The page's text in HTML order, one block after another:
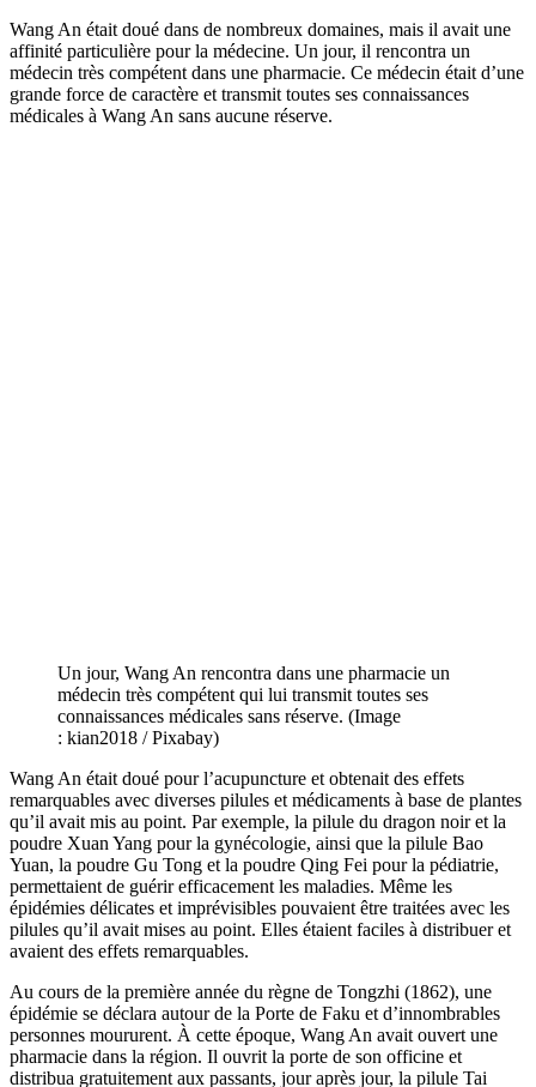
Wang An était doué dans de nombreux domaines, mais il avait une
affinité particulière pour la médecine. Un jour, il rencontra un
médecin très compétent dans une pharmacie. Ce médecin était d’une
grande force de caractère et transmit toutes ses connaissances
médicales à Wang An sans aucune réserve.
Un jour, Wang An rencontra dans une pharmacie un
médecin très compétent qui lui transmit toutes ses
connaissances médicales sans réserve. (Image
: kian2018 / Pixabay)
Wang An était doué pour l’acupuncture et obtenait des effets
remarquables avec diverses pilules et médicaments à base de plantes
qu’il avait mis au point. Par exemple, la pilule du dragon noir et la
poudre Xuan Yang pour la gynécologie, ainsi que la pilule Bao
Yuan, la poudre Gu Tong et la poudre Qing Fei pour la pédiatrie,
permettaient de guérir efficacement les maladies. Même les
épidémies délicates et imprévisibles pouvaient être traitées avec les
pilules qu’il avait mises au point. Elles étaient faciles à distribuer et
avaient des effets remarquables.
Au cours de la première année du règne de Tongzhi (1862), une
épidémie se déclara autour de la Porte de Faku et d’innombrables
personnes moururent. À cette époque, Wang An avait ouvert une
pharmacie dans la région. Il ouvrit la porte de son officine et
distribua gratuitement aux passants, jour après jour, la pilule Tai